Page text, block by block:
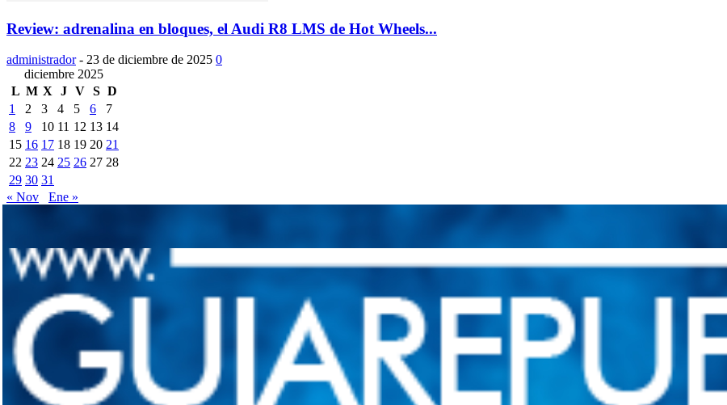
Review: adrenalina en bloques, el Audi R8 LMS de Hot Wheels...
administrador - 23 de diciembre de 2025 0
diciembre 2025
L M X J V S D
1
2 3 4 5 6
7
8
9 10 11 12 13 14
15 16 17 18 19 20 21
22 23 24 25 26 27 28
29 30 31
« Nov
Ene »